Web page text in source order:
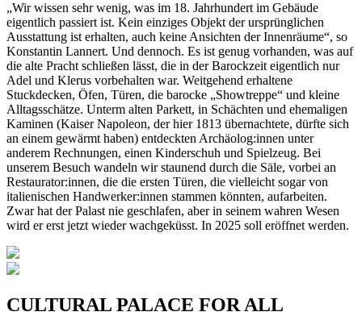
„Wir wissen sehr wenig, was im 18. Jahrhundert im Gebäude
eigentlich passiert ist. Kein einziges Objekt der ursprünglichen
Ausstattung ist erhalten, auch keine Ansichten der Innenräume“, so
Konstantin Lannert. Und dennoch. Es ist genug vorhanden, was auf
die alte Pracht schließen lässt, die in der Barockzeit eigentlich nur
Adel und Klerus vorbehalten war. Weitgehend erhaltene
Stuckdecken, Öfen, Türen, die barocke „Showtreppe“ und kleine
Alltagsschätze. Unterm alten Parkett, in Schächten und ehemaligen
Kaminen (Kaiser Napoleon, der hier 1813 übernachtete, dürfte sich
an einem gewärmt haben) entdeckten Archäolog:innen unter
anderem Rechnungen, einen Kinderschuh und Spielzeug. Bei
unserem Besuch wandeln wir staunend durch die Säle, vorbei an
Restaurator:innen, die die ersten Türen, die vielleicht sogar von
italienischen Handwerker:innen stammen könnten, aufarbeiten.
Zwar hat der Palast nie geschlafen, aber in seinem wahren Wesen
wird er erst jetzt wieder wachgeküsst. In 2025 soll eröffnet werden.
CULTURAL PALACE FOR ALL